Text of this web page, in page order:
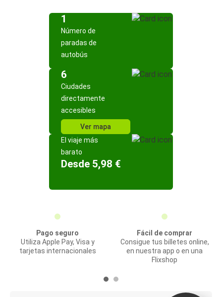
1
Número de
paradas de
autobús
6
Ciudades
directamente
accesibles
Ver mapa
El viaje más
barato
Desde 5,98 €
Pago seguro
Utiliza Apple Pay, Visa y
tarjetas internacionales
Fácil de comprar
Consigue tus billetes online,
en nuestra app o en una
Flixshop